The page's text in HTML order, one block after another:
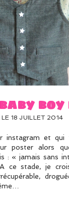
LE 18 JUILLET 2014
instagram et qui
poster alors
: « jamais sans
ce stade, je